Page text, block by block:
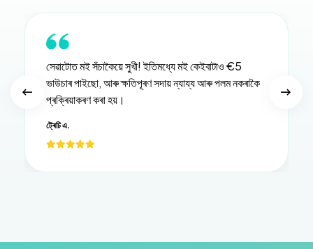
সেৱাটোত মই সঁচাকৈয়ে সুখী! ইতিমধ্যে মই কেইবাটাও €5
ভাউচাৰ পাইছো, আৰু ক্ষতিপূৰণ সদায় ন্যায্য আৰু পলম নকৰাকৈ
প্ৰক্ৰিয়াকৰণ কৰা হয়।
ট্ৰেচি এ.